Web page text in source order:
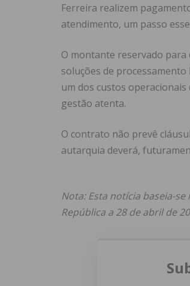
Ferreira realizem
atendimento, um passo
O montante reservado
soluções de
um dos custos operacionais
gestão atenta.
O contrato não prevê
autarquia deverá,
Nota: Esta notícia baseia-
República a 28 de abril de